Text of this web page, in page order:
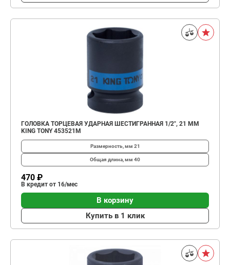
ГОЛОВКА ТОРЦЕВАЯ УДАРНАЯ ШЕСТИГРАННАЯ 1/2", 21 ММ
KING TONY 453521M
Размерность, мм 21
Общая длина, мм 40
470 ₽
В кредит от 16/мес
В корзину
Купить в 1 клик